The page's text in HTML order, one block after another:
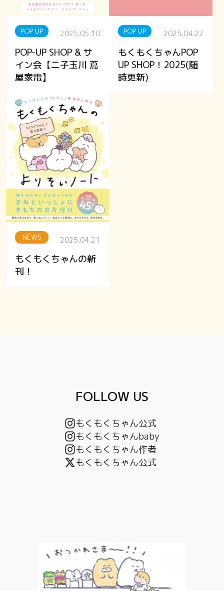
POP UP 2025.05.10
POP-UP SHOP & サ
イン会【二子玉川 蔦
屋家電】
POP UP 2025.04.22
もくもくちゃんPOP
UP SHOP！2025(随
時更新)
NEWS 2025.04.21
もくもくちゃんの新
刊！
FOLLOW US
もくもくちゃん公式
もくもくちゃんbaby
もくもくちゃん作者
もくもくちゃん公式